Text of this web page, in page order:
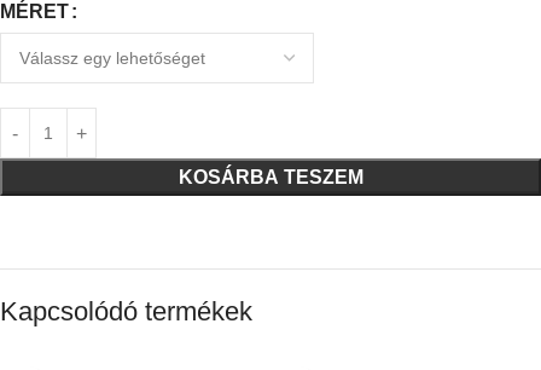
MÉRET
KOSÁRBA TESZEM
Kapcsolódó termékek